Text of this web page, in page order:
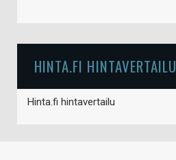
HINTA.FI HINTAVERTAILU
Hinta.fi hintavertailu